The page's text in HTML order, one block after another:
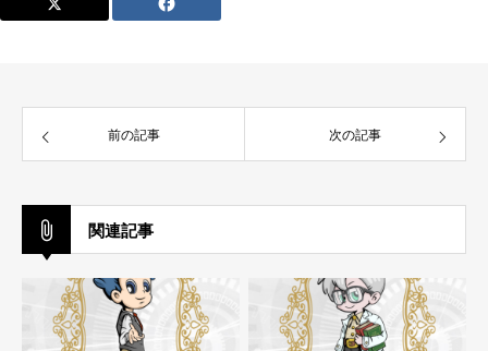
前の記事 次の記事
関連記事